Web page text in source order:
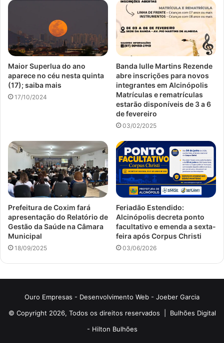
Maior Superlua do ano
aparece no céu nesta quinta
(17); saiba mais
17/10/2024
Banda Iulle Martins Rezende
abre inscrições para novos
integrantes em Alcinópolis
Matrículas e rematrículas
estarão disponíveis de 3 a 6
de fevereiro
03/02/2025
Prefeitura de Coxim fará
apresentação do Relatório de
Gestão da Saúde na Câmara
Municipal
18/09/2025
Feriadão Estendido:
Alcinópolis decreta ponto
facultativo e emenda a sexta-
feira após Corpus Christi
03/06/2026
Ouro Empresas - Desenvolvimento Web - Joeber Garcia
© Copyright 2026, Todos os direitos reservados | Bulhões Digital
- Hilton Bulhões